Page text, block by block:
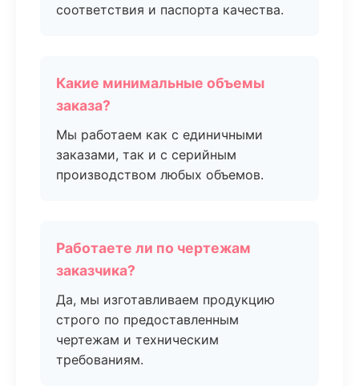
соответствия и паспорта качества.
Какие минимальные объемы
заказа?
Мы работаем как с единичными
заказами, так и с серийным
производством любых объемов.
Работаете ли по чертежам
заказчика?
Да, мы изготавливаем продукцию
строго по предоставленным
чертежам и техническим
требованиям.